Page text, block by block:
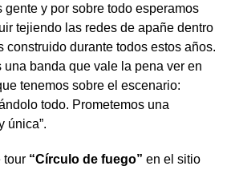
gente y por sobre todo esperamos
tejiendo las redes de apañe dentro
construido durante todos estos años.
banda que vale la pena ver en
tenemos sobre el escenario:
todo. Prometemos una
única”.
tour “Círculo de fuego” en el sitio